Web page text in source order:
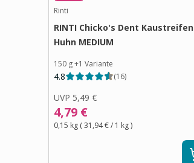
Rinti
RINTI Chicko's Dent Kaustreifen
Huhn MEDIUM
150 g+1 Variante
4.8 (16)
UVP 5,49 €
4,79 €
0,15 kg (31,94 €/ 1 kg)